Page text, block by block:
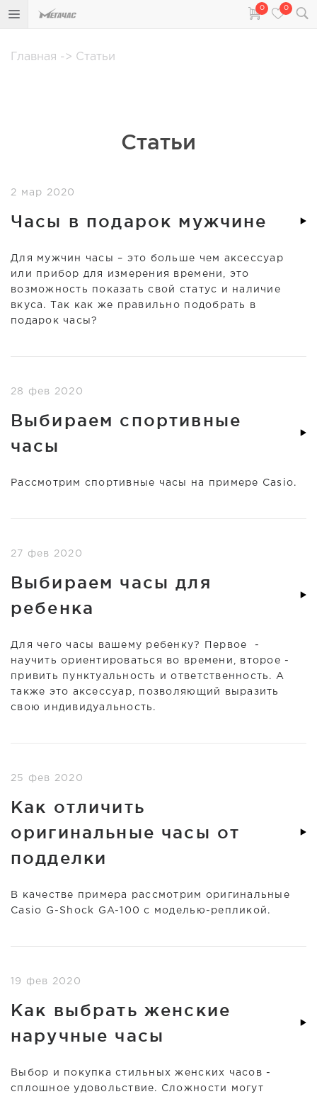
0 0
Главная -> Статьи
Статьи
2 мар 2020
Часы в подарок мужчине
Для мужчин часы – это больше чем аксессуар
или прибор для измерения времени, это
возможность показать свой статус и наличие
вкуса. Так как же правильно подобрать в
подарок часы?
28 фев 2020
Выбираем спортивные
часы
Рассмотрим спортивные часы на примере Casio.
27 фев 2020
Выбираем часы для
ребенка
Для чего часы вашему ребенку? Первое -
научить ориентироваться во времени, второе -
привить пунктуальность и ответственность. А
также это аксессуар, позволяющий выразить
свою индивидуальность.
25 фев 2020
Как отличить
оригинальные часы от
подделки
В качестве примера рассмотрим оригинальные
Casio G-Shock GA-100 с моделью-репликой.
19 фев 2020
Как выбрать женские
наручные часы
Выбор и покупка стильных женских часов -
сплошное удовольствие. Сложности могут